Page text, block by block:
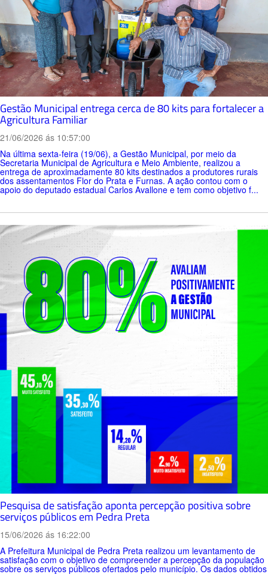
Gestão Municipal entrega cerca de 80 kits para fortalecer a
Agricultura Familiar
21/06/2026 ás 10:57:00
Na última sexta-feira (19/06), a Gestão Municipal, por meio da
Secretaria Municipal de Agricultura e Meio Ambiente, realizou a
entrega de aproximadamente 80 kits destinados a produtores rurais
dos assentamentos Flor do Prata e Furnas. A ação contou com o
apoio do deputado estadual Carlos Avallone e tem como objetivo f...
Pesquisa de satisfação aponta percepção positiva sobre
serviços públicos em Pedra Preta
15/06/2026 ás 16:22:00
A Prefeitura Municipal de Pedra Preta realizou um levantamento de
satisfação com o objetivo de compreender a percepção da população
sobre os serviços públicos ofertados pelo município. Os dados obtidos